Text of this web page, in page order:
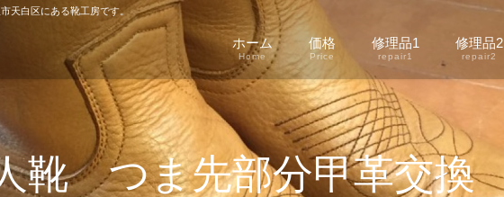
天白区にある靴工房です。
ホーム
Home
価格
Price
修理品1
repair1
修理品2
repair2
靴 つま先部分甲革交換